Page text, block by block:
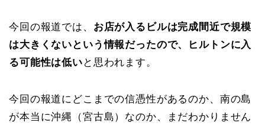
今回の報道では、 お店が入るビルは完成間近で規模
は大きくないという情報だったので、ヒルトンに入
る可能性は低い と思われます。
今回の報道にどこまでの信憑性があるのか、南の島
が本当に沖縄（宮古島）なのか、まだわかりません